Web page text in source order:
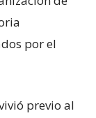
por el
previo al